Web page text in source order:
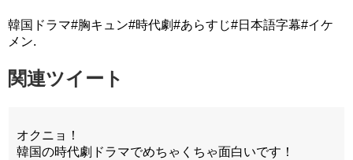
韓国ドラマ#胸キュン#時代劇#あらすじ#日本語字幕#イケ
メン.
関連ツイート
オクニョ！
韓国の時代劇ドラマでめちゃくちゃ面白いです！